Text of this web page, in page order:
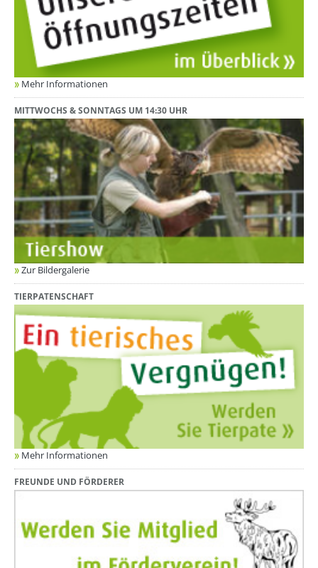
Mehr Informationen
MITTWOCHS & SONNTAGS UM 14:30 UHR
Zur Bildergalerie
TIERPATENSCHAFT
Mehr Informationen
FREUNDE UND FÖRDERER